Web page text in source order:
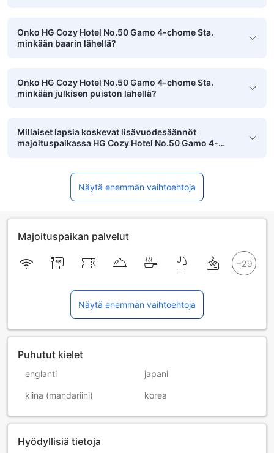
Onko HG Cozy Hotel No.50 Gamo 4-chome Sta.
minkään baarin lähellä?
Onko HG Cozy Hotel No.50 Gamo 4-chome Sta.
minkään julkisen puiston lähellä?
Millaiset lapsia koskevat lisävuodesäännöt
majoituspaikassa HG Cozy Hotel No.50 Gamo 4-
Näytä enemmän vaihtoehtoja
Majoituspaikan palvelut
Näytä enemmän vaihtoehtoja
Puhutut kielet
englanti japani
kiina (mandariini) korea
Hyödyllisiä tietoja